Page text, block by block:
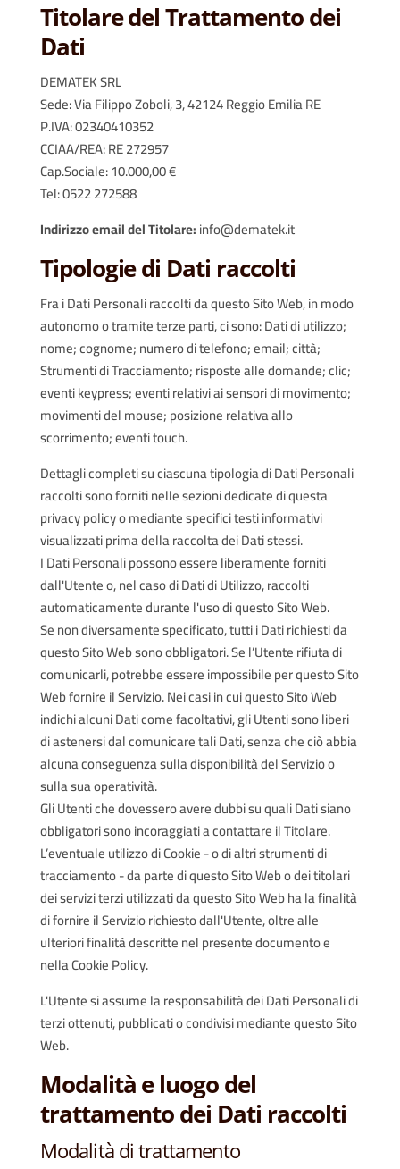
Titolare del Trattamento dei
Dati
DEMATEK SRL
Sede: Via Filippo Zoboli, 3, 42124 Reggio Emilia RE
P.IVA: 02340410352
CCIAA/REA: RE 272957
Cap.Sociale: 10.000,00 €
Tel: 0522 272588
Indirizzo email del Titolare:info@dematek.it
Tipologie di Dati raccolti
Fra i Dati Personali raccolti da questo Sito Web, in modo
autonomo o tramite terze parti, ci sono: Dati di utilizzo;
nome; cognome; numero di telefono; email; città;
Strumenti di Tracciamento; risposte alle domande; clic;
eventi keypress; eventi relativi ai sensori di movimento;
movimenti del mouse; posizione relativa allo
scorrimento; eventi touch.
Dettagli completi su ciascuna tipologia di Dati Personali
raccolti sono forniti nelle sezioni dedicate di questa
privacy policy o mediante specifici testi informativi
visualizzati prima della raccolta dei Dati stessi.
I Dati Personali possono essere liberamente forniti
dall'Utente o, nel caso di Dati di Utilizzo, raccolti
automaticamente durante l'uso di questo Sito Web.
Se non diversamente specificato, tutti i Dati richiesti da
questo Sito Web sono obbligatori. Se l’Utente rifiuta di
comunicarli, potrebbe essere impossibile per questo Sito
Web fornire il Servizio. Nei casi in cui questo Sito Web
indichi alcuni Dati come facoltativi, gli Utenti sono liberi
di astenersi dal comunicare tali Dati, senza che ciò abbia
alcuna conseguenza sulla disponibilità del Servizio o
sulla sua operatività.
Gli Utenti che dovessero avere dubbi su quali Dati siano
obbligatori sono incoraggiati a contattare il Titolare.
L’eventuale utilizzo di Cookie - o di altri strumenti di
tracciamento - da parte di questo Sito Web o dei titolari
dei servizi terzi utilizzati da questo Sito Web ha la finalità
di fornire il Servizio richiesto dall'Utente, oltre alle
ulteriori finalità descritte nel presente documento e
nella Cookie Policy.
L'Utente si assume la responsabilità dei Dati Personali di
terzi ottenuti, pubblicati o condivisi mediante questo Sito
Web.
Modalità e luogo del
trattamento dei Dati raccolti
Modalità di trattamento